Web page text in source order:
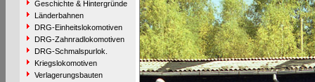
Geschichte & Hintergründe
Länderbahnen
DRG-Einheitslokomotiven
DRG-Zahnradlokomotiven
DRG-Schmalspurlok.
Kriegslokomotiven
Verlagerungsbauten